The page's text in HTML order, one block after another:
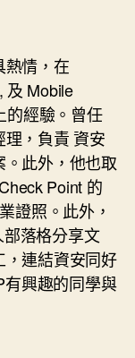
熱情，在
及 Mobile
的經驗。曾任
，負責 資安
此外，他也取
Point 的
證照。此外，
落格分享文
連結資安同好
興趣的同學與